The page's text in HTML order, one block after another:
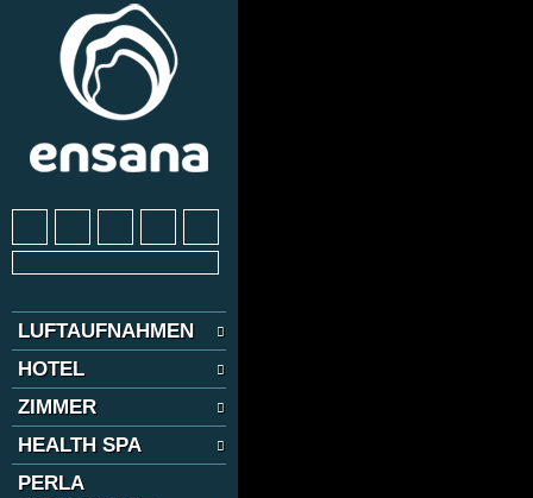
LUFTAUFNAHMEN
HOTEL
ZIMMER
HEALTH SPA
PERLA